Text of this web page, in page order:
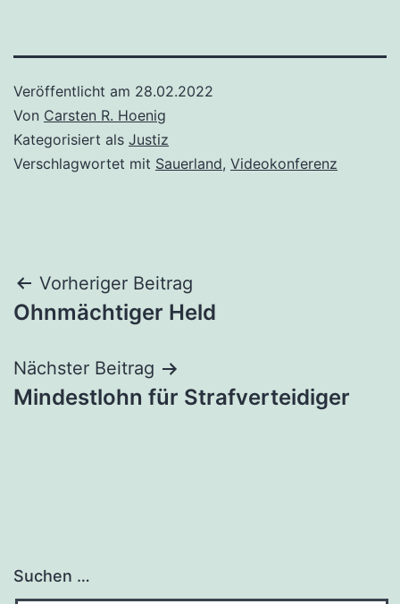
Veröffentlicht am 28.02.2022
Von Carsten R. Hoenig
Kategorisiert als Justiz
Verschlagwortet mit Sauerland, Videokonferenz
Beitragsnavigation
Vorheriger Beitrag
Ohnmächtiger Held
Nächster Beitrag
Mindestlohn für Strafverteidiger
Suchen …